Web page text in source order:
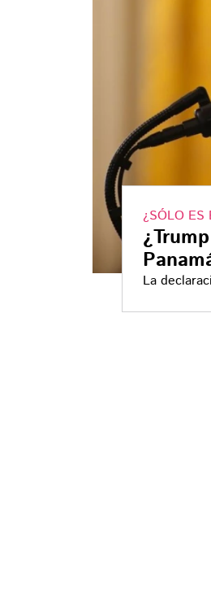
¿SÓLO ES
La